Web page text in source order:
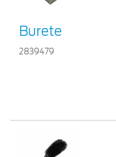
Burete
2839479